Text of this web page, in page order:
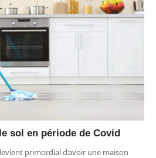
sol en période de Covid
primordial d’avoir une maison